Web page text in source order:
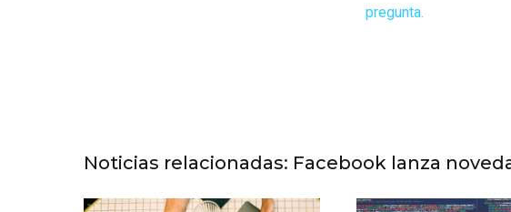
pregunta.
Noticias relacionadas: Facebook lanza